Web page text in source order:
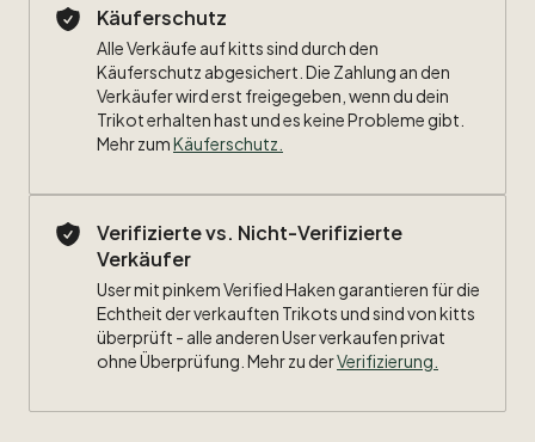
L
Zustand:9​/​10
Beflockung:#16Lahm
Käuferschutz
Alle Verkäufe auf kitts sind durch den
Käuferschutz abgesichert. Die Zahlung an den
Verkäufer wird erst freigegeben, wenn du dein
Trikot erhalten hast und es keine Probleme gibt.
Mehr zumKäuferschutz
Verifizierte vs. Nicht-Verifizierte
Verkäufer
User mit pinkem Verified Haken garantieren für die
Echtheit der verkauften Trikots und sind von kitts
überprüft - alle anderen User verkaufen privat
ohne Überprüfung. Mehr zu derVerifizierung.